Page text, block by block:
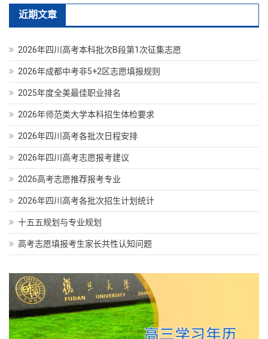
近期文章
2026年四川高考本科批次B段第1次征集志愿
2026年成都中考非5+2区志愿填报规则
2025年度全美最佳职业排名
2026年师范类大学本科招生体检要求
2026年四川高考各批次日程安排
2026年四川高考志愿报考建议
2026高考志愿推荐报考专业
2026年四川高考各批次招生计划统计
十五五规划与专业规划
高考志愿填报考生家长共性认知问题